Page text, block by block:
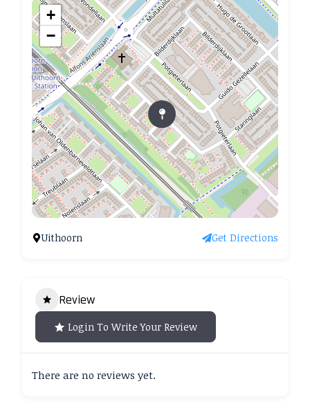
+
−
Uithoorn Get Directions
Review
Login To Write Your Review
There are no reviews yet.